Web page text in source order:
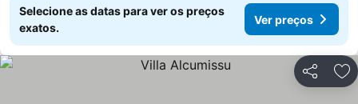
Selecione as datas para ver os preços
exatos.
Ver preços
Partilhar